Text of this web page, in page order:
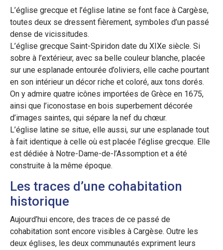
L’église grecque et l’église latine se font face à Cargèse,
toutes deux se dressent fièrement, symboles d’un passé
dense de vicissitudes.
L’église grecque Saint-Spiridon date du XIXe siècle. Si
sobre à l’extérieur, avec sa belle couleur blanche, placée
sur une esplanade entourée d’oliviers, elle cache pourtant
en son intérieur un décor riche et coloré, aux tons dorés.
On y admire quatre icônes importées de Grèce en 1675,
ainsi que l’iconostase en bois superbement décorée
d’images saintes, qui sépare la nef du chœur.
L’église latine se situe, elle aussi, sur une esplanade tout
à fait identique à celle où est placée l’église grecque. Elle
est dédiée à Notre-Dame-de-l’Assomption et a été
construite à la même époque.
Les traces d’une cohabitation
historique
Aujourd’hui encore, des traces de ce passé de
cohabitation sont encore visibles à Cargèse. Outre les
deux églises, les deux communautés expriment leurs